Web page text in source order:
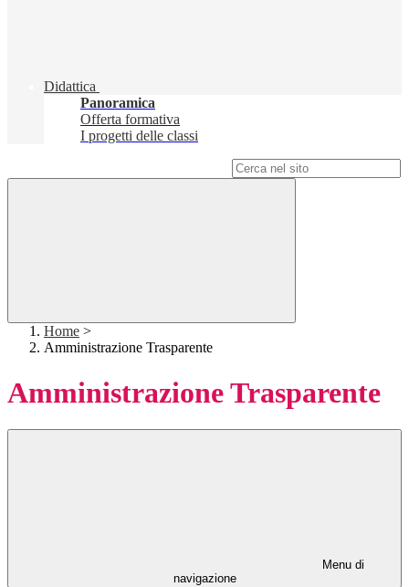
Didattica
Panoramica
Offerta formativa
I progetti delle classi
Home >
Amministrazione Trasparente
Amministrazione Trasparente
Menu di
navigazione